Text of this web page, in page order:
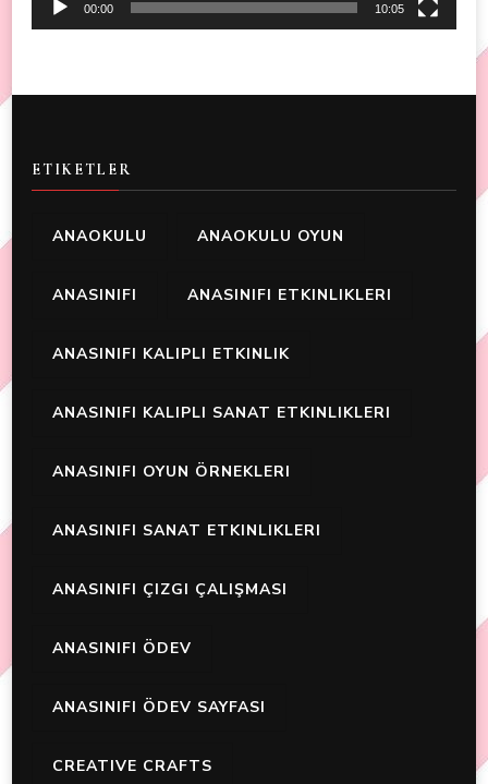
00:00 10:05
ETIKETLER
ANAOKULU ANAOKULU OYUN
ANASINIFI ANASINIFI ETKINLIKLERI
ANASINIFI KALIPLI ETKINLIK
ANASINIFI KALIPLI SANAT ETKINLIKLERI
ANASINIFI OYUN ÖRNEKLERI
ANASINIFI SANAT ETKINLIKLERI
ANASINIFI ÇIZGI ÇALIŞMASI
ANASINIFI ÖDEV
ANASINIFI ÖDEV SAYFASI
CREATIVE CRAFTS